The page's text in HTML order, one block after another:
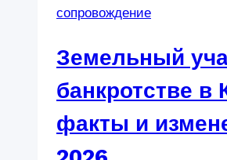
сопровождение
Земельный
банкротстве в
факты и